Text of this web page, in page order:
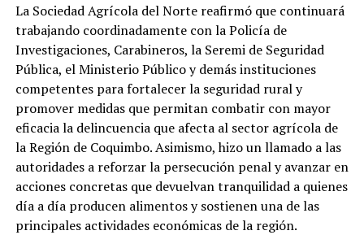
La Sociedad Agrícola del Norte reafirmó que continuará
trabajando coordinadamente con la Policía de
Investigaciones, Carabineros, la Seremi de Seguridad
Pública, el Ministerio Público y demás instituciones
competentes para fortalecer la seguridad rural y
promover medidas que permitan combatir con mayor
eficacia la delincuencia que afecta al sector agrícola de
la Región de Coquimbo. Asimismo, hizo un llamado a las
autoridades a reforzar la persecución penal y avanzar en
acciones concretas que devuelvan tranquilidad a quienes
día a día producen alimentos y sostienen una de las
principales actividades económicas de la región.